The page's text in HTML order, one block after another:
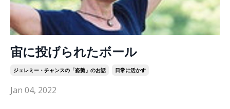
宙に投げられたボール
ジェレミー・チャンスの「姿勢」のお話 日常に活かす
Jan 04, 2022